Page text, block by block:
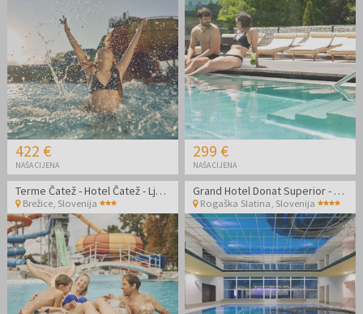
422 €
NAŠA CIJENA
299 €
NAŠA CIJENA
Terme Čatež - Hotel Čatež - Ljetna termalna zabava
Brežice, Slovenija
Grand Hotel Donat Superior - Luksuzno opuštanje tijekom vikenda
Rogaška Slatina, Slovenija